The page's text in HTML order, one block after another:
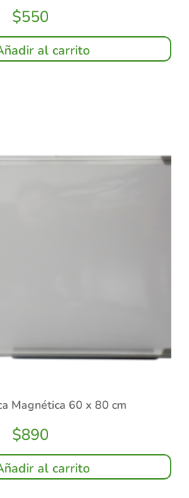
$550
al carrito
Magnética 60 x 80 cm
$890
al carrito